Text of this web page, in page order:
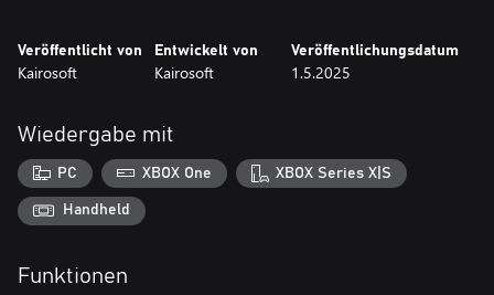
Eine große Auswahl an Haustieren wartet ebenfalls auf ein neues
Heim, darunter die klassischen Katzen und Hunde, aber auch
Elefanten im Garten haben? Hier bekommst du ihn.
Du hast nicht genug Platz, um weiterzubauen? Kein Problem!
Erschließe Land an der Küste, passe die Höhenlage an und
erschaffe ein Gebiet ganz nach deinem Geschmack!
Veröffentlicht von
Kairosoft
Entwickelt von
Kairosoft
Veröffentlichungsdatum
1.5.2025
Wiedergabe mit
PC XBOX One XBOX Series X|S
Handheld
Funktionen